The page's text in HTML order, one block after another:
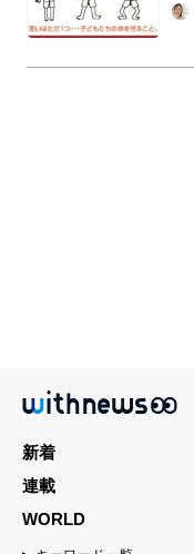
新着
連載
WORLD